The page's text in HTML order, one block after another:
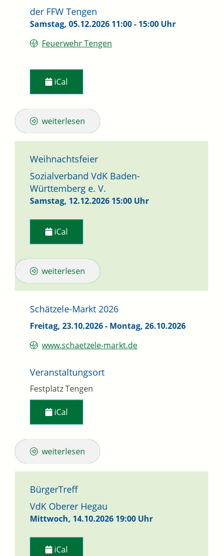
der FFW Tengen
Samstag, 05.12.2026 11:00 - 15:00 Uhr
Feuerwehr Tengen
iCal
weiterlesen
Weihnachtsfeier
Sozialverband VdK Baden-
Württemberg e. V.
Samstag, 12.12.2026 15:00 Uhr
iCal
weiterlesen
Schätzele-Markt 2026
Freitag, 23.10.2026- Montag, 26.10.2026
www.schaetzele-markt.de
Veranstaltungsort
Festplatz Tengen
iCal
weiterlesen
BürgerTreff
VdK Oberer Hegau
Mittwoch, 14.10.2026 19:00 Uhr
iCal